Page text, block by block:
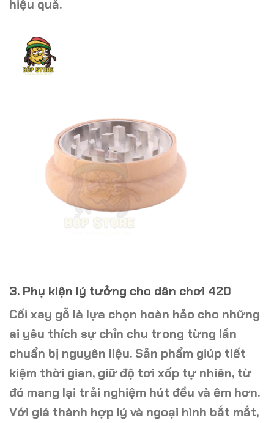
hiệu quả.
3. Phụ kiện lý tưởng cho dân chơi 420
Cối xay gỗ là lựa chọn hoàn hảo cho những
ai yêu thích sự chỉn chu trong từng lần
chuẩn bị nguyên liệu. Sản phẩm giúp tiết
kiệm thời gian, giữ độ tơi xốp tự nhiên, từ
đó mang lại trải nghiệm hút đều và êm hơn.
Với giá thành hợp lý và ngoại hình bắt mắt,